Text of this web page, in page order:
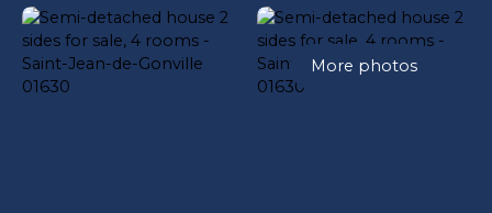
More photos